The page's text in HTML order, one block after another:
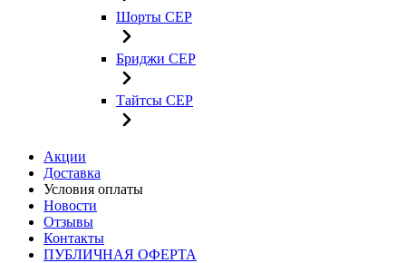
Шорты CEP
Бриджи CEP
Тайтсы CEP
Акции
Доставка
Условия оплаты
Новости
Отзывы
Контакты
ПУБЛИЧНАЯ ОФЕРТА